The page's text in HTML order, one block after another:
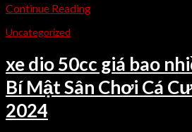
Continue Reading
Uncategorized
xe dio 50cc giá bao
Bí Mật Sân Chơi Cá
2024